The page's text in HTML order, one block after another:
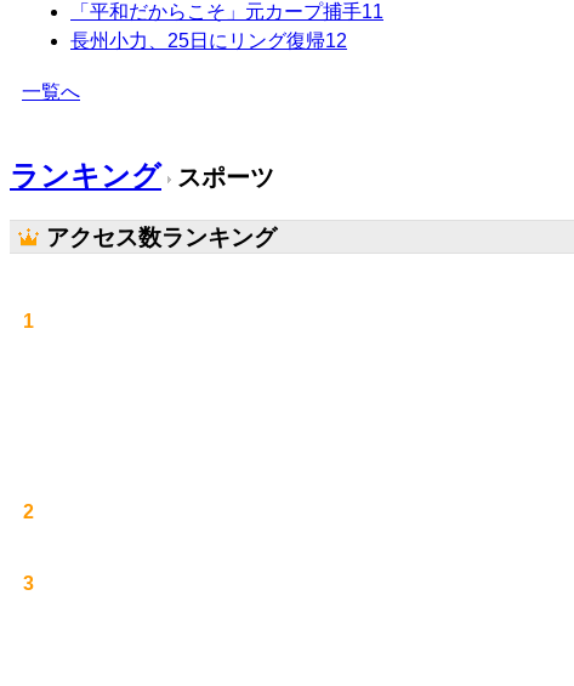
「平和だからこそ」元カープ捕手11
長州小力、25日にリング復帰12
一覧へ
ランキング スポーツ
アクセス数ランキング
1
2
3